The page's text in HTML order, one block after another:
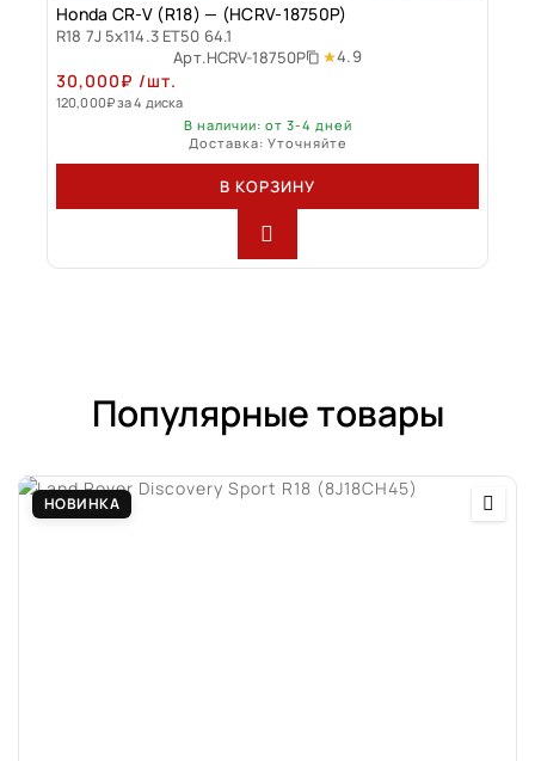
Honda CR-V (R18) — (HCRV-18750P)
R18 7J 5x114.3 ET50 64.1
Арт.HCRV-18750P 4.9
30,000₽ /шт.
120,000₽за 4 диска
В наличии: от 3-4 дней
Доставка: Уточняйте
В КОРЗИНУ
Популярные товары
НОВИНКА